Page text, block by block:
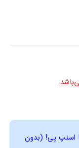
تومانی با اسنپ ‌پی! (بدون